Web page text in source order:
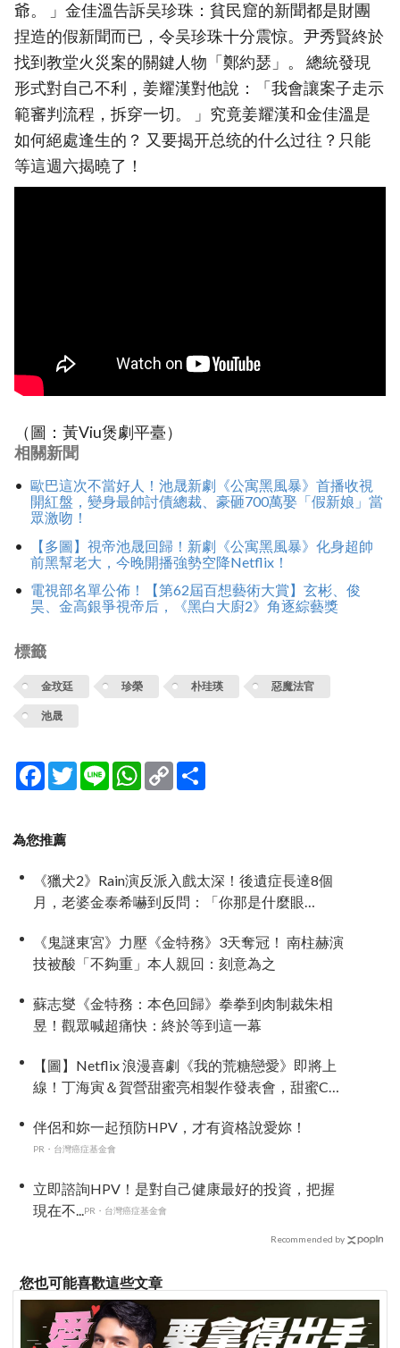
爺。 」金佳溫告訴吴珍珠：貧民窟的新聞都是財團
捏造的假新聞而已，令吴珍珠十分震惊。尹秀賢終於
找到教堂火災案的關鍵人物「鄭約瑟」。 總統發現
形式對自己不利，姜耀漢對他說：「我會讓案子走示
範審判流程，拆穿一切。 」究竟姜耀漢和金佳溫是
如何絕處逢生的？ 又要揭开总统的什么过往？只能
等這週六揭曉了！
（圖：黃Viu煲劇平臺）
相關新聞
歐巴這次不當好人！池晟新劇《公寓黑風暴》首播收視
開紅盤，變身最帥討債總裁、豪砸700萬娶「假新娘」當
眾激吻！
【多圖】視帝池晟回歸！新劇《公寓黑風暴》化身超帥
前黑幫老大，今晚開播強勢空降Netflix！
電視部名單公佈！【第62屆百想藝術大賞】玄彬、俊
昊、金高銀爭視帝后，《黑白大廚2》角逐綜藝獎
標籤
金玟廷 珍榮 朴珪瑛 惡魔法官
‎池晟
Facebook
TwitterLine WhatsApp
Copy
Link
為您推薦
《獵犬2》Rain演反派入戲太深！後遺症長達8個
月，老婆金泰希嚇到反問：「你那是什麼眼
《鬼謎東宮》力壓《金特務》3天奪冠！ 南柱赫演
技被酸「不夠重」本人親回：刻意為之
蘇志燮《金特務：本色回歸》拳拳到肉制裁朱相
昱！觀眾喊超痛快：終於等到這一幕
【圖】Netflix 浪漫喜劇《我的荒糖戀愛》即將上
線！丁海寅＆賀營甜蜜亮相製作發表會，甜蜜CP
伴侶和妳一起預防HPV，才有資格說愛妳！
PR・台灣癌症基金會
立即諮詢HPV！是對自己健康最好的投資，把握
現在不...PR・台灣癌症基金會
Recommended by
您也可能喜歡這些文章